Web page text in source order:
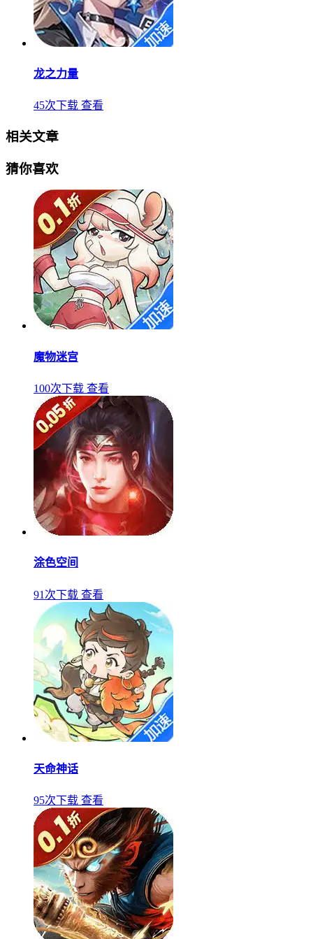
龙之力量
45次下载 查看
相关文章
猜你喜欢
魔物迷宫
100次下载 查看
涂色空间
91次下载 查看
天命神话
95次下载 查看